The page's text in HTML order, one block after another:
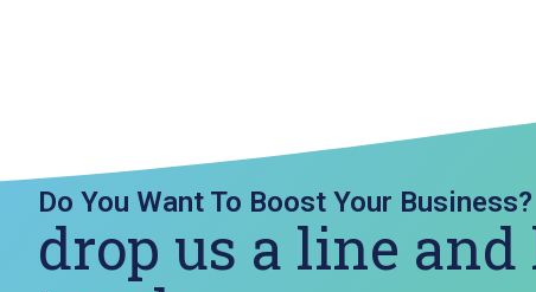
Do You Want To Boost Your Business?
drop us a line and